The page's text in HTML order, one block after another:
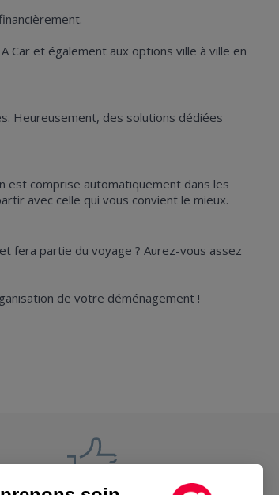
Car et également aux options ville à ville en
Heureusement, des solutions dédiées
est comprise automatiquement dans les
avec celle qui vous convient le mieux.
fera partie du voyage ? Aurez-vous assez
de votre déménagement !